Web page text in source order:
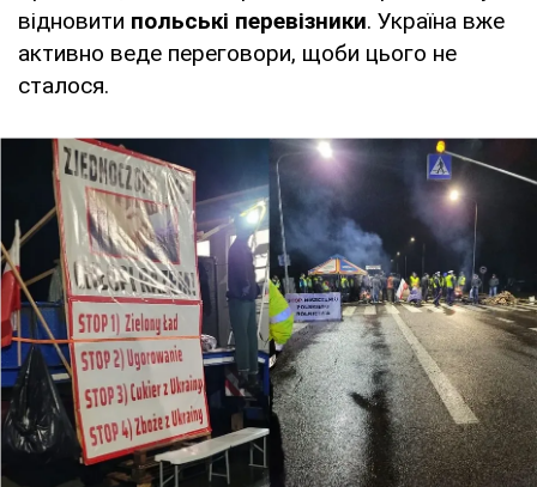
відновити польські перевізники. Україна вже
активно веде переговори, щоби цього не
сталося.